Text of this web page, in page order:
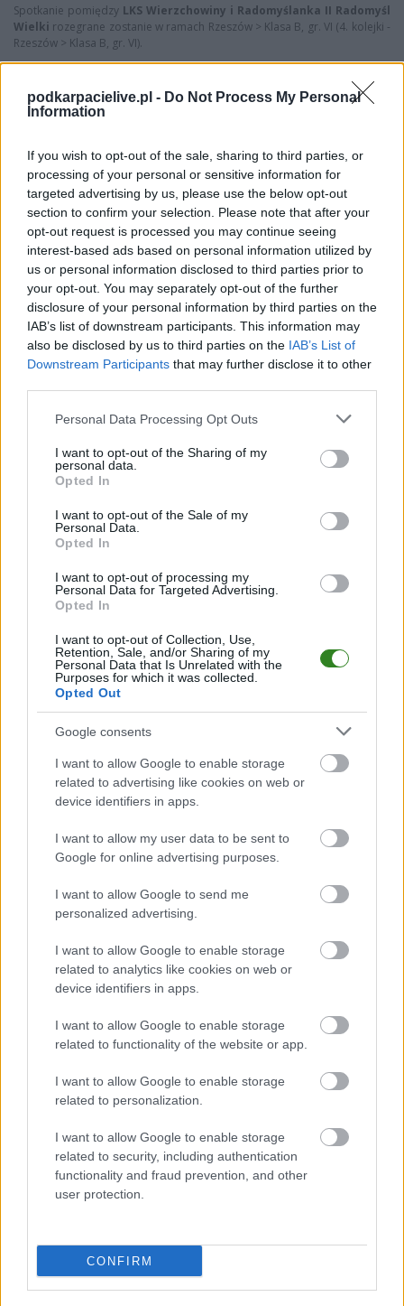
podkarpacielive.pl - Do Not Process My Personal
Information
If you wish to opt-out of the sale, sharing to third parties, or
processing of your personal or sensitive information for
targeted advertising by us, please use the below opt-out
section to confirm your selection. Please note that after your
opt-out request is processed you may continue seeing
interest-based ads based on personal information utilized by
us or personal information disclosed to third parties prior to
your opt-out. You may separately opt-out of the further
disclosure of your personal information by third parties on the
IAB’s list of downstream participants. This information may
also be disclosed by us to third parties on the IAB’s List of
Downstream Participants that may further disclose it to other
Please note that this website/app uses one or more Google
not limited to your visit or usage behaviour. You may click to
grant or deny consent to Google and its third-party tags to
use your data for below specified purposes in below Google
consent section.
Personal Data Processing Opt Outs
I want to opt-out of the Sharing of my
personal data.
Opted In
I want to opt-out of the Sale of my
Personal Data.
Opted In
I want to opt-out of processing my
Personal Data for Targeted Advertising.
Opted In
I want to opt-out of Collection, Use,
Retention, Sale, and/or Sharing of my
Personal Data that Is Unrelated with the
Purposes for which it was collected.
Opted Out
Google consents
I want to allow Google to enable storage
related to advertising like cookies on web or
device identifiers in apps.
I want to allow my user data to be sent to
Google for online advertising purposes.
I want to allow Google to send me
personalized advertising.
I want to allow Google to enable storage
related to analytics like cookies on web or
device identifiers in apps.
I want to allow Google to enable storage
related to functionality of the website or app.
I want to allow Google to enable storage
related to personalization.
I want to allow Google to enable storage
related to security, including authentication
functionality and fraud prevention, and other
user protection.
CONFIRM
Spotkanie pomiędzy LKS Wierzchowiny i Radomyślanka II Radomyśl
Wielki rozegrane zostanie w ramach Rzeszów > Klasa B, gr. VI (4. kolejki -
Rzeszów > Klasa B, gr. VI).
Na stroniePodkarpacieLive.plznajdzieszwynik meczu, strzelców
bramek, kartki, składy, statystyki i informacje o przebiegu
spotkania. To kompletne źródło danych dla kibiców i pasjonatów
lokalnej piłki nożnej. Jeżeli aktualnie nie widzisz tutaj danych z pewnością
Wynik meczu LKS Wierzchowiny vs Radomyślanka II Radomyśl
Wielki
Po zakończeniu spotkania automatycznie publikujemy oficjalny wynik
spotkania , a także dane meczowe, jeśli są dostępne.
Pełny harmonogram rozgrywek dostępny jest tutaj:
Rzeszów > Klasa B,
gr. VI - terminarz .
Informacje o składach i strzelcach
W miarę dostępności danych, publikujemyskłady wyjściowe,
rezerwowych, zmiany oraz listę strzelców bramek. Informacje te
aktualizujemy zależnie od poziomu ligi i dostępnych źródeł.
Śledź mecze swojej drużyny
Wielki - zaglądaj tutaj częściej. Nasz serwis regularnie dostarcza
terminach meczów, wynikach, transferach i newsach
klubowych.
PodkarpacieLive.pl to największa baza
meczów lokalnych drużyn
piłkarskichw województwie. Sprawdź nasze relacje, śledź ulubioną ligę i
Analiza przed meczem: LKS Wierzchowiny vs Radomyślanka II
Radomyśl Wielki
LKS Wierzchowiny - Radomyślanka II Radomyśl Wielki
odbędzie się w ramach 4. kolejki - Rzeszów > Klasa B, gr. VI. Spotkanie
zostanie rozegrane w dniu 07 września 2025. Początek meczu o godz.
LKS Wierzchowinyprzystępuje do tego spotkania w roli gospodarza.
Jak drużyna radzi sobie w sezonie 2025/2026 rozgrywek Rzeszów > Klasa
B, gr. VI przed własną publicznością? Na tej stronie możecie zobaczyć
tabelę uwzględniającą tylko mecze u siebie. W tabeli biorącej pod uwagę
tylko mecze wyjazdowe możecie natomiast sprawdzić jak spisuje się klub
Radomyślanka II Radomyśl Wielki
Rzeszów > Klasa B, gr. VI - sytuacja w tabeli
Przed meczami 4. kolejki - Rzeszów > Klasa B, gr. VI gospodarze (LKS
Wierzchowiny) zajmują10. miejsce
Poniżej znajdziesz także ostatnie mecze obu drużyn oraz statystyki
bramkowe.
LKS Wierzchowiny vs. Radomyślanka II Radomyśl Wielki - relacja,
wynik na żywo, transmisja
Wynik meczu LKS Wierzchowiny - Radomyślanka II Radomyśl Wielki
znajdziesz na naszej stronie zaraz po jego zakończeniu. Jeżeli szukasz
informacji meczowych, zajrzyj tutaj:LKS Wierzchowiny vs.
Radomyślanka II Radomyśl Wielki - wynik, składy, strzelcy
Jeżeli w internecie lub TV dostępna jest
LKS Wierzchowiny vs. Radomyślanka II Radomyśl Wielkialbo innych
spotkań Rzeszów > Klasa B, gr. VI na pewno znajdziesz takie informacje na
naszym portalu. Możliwe jednak, że nigdzie nie pojawi się stream online z
Asseco Resovia| Developres Rzeszów |ITA TOOLS Stal Mielec
Cellfast Wilki Krosno| Texom Stal Rzeszów|Stal Mielec
Motor Lublin|Stal Rzeszów| Stal Stalowa Wola|Wisła Kraków
Resovia|Wieczysta Kraków
Mecze dziś Wyniki LIVE Transmisje